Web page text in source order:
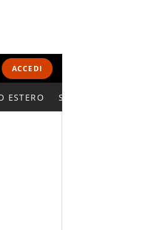
ACCEDI
CLASSIFICHE
ESTERO SUPERCOPPA